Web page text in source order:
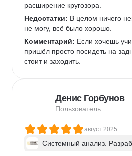
опыт работы в IT и рабочий
расширение кругозора.
Недостатки: В целом ничего
не могу, всё было хорошо.
Комментарий: Если хочешь
пришёл просто посидеть на
стоит и заходить.
Денис Горбунов
Пользователь
август 2025
Системный анализ.